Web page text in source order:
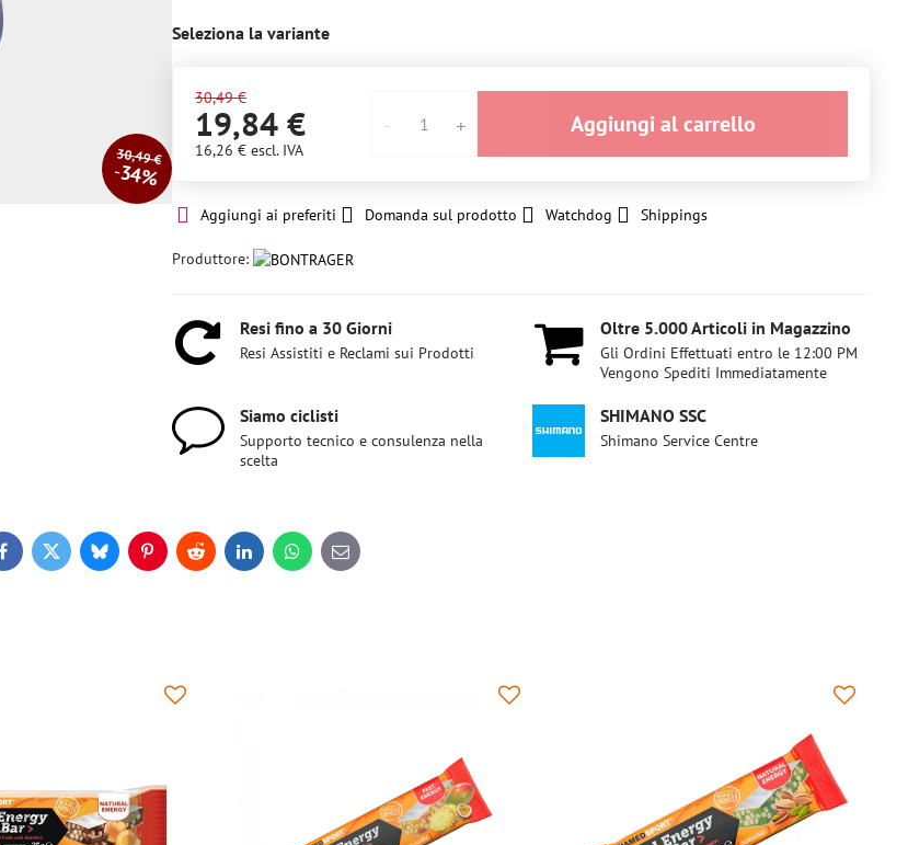
30,49 €
34%
Seleziona la variante
30,49 €
19,84 €
16,26 € escl. IVA
Aggiungi al carrello
Aggiungi ai preferiti Domanda sul prodotto Watchdog Shippings
Produttore:
Resi fino a 30 Giorni
Resi Assistiti e Reclami sui Prodotti
Oltre 5​.000 Articoli in Magazzino
Gli Ordini Effettuati entro le 12:00 PM
Vengono Spediti Immediatamente
Siamo ciclisti
Supporto tecnico e consulenza nella
scelta
SHIMANO SSC
Shimano Service Centre
FacebookTwitterBlueskyPinterestRedditLinkedInWhatsApp
E-
mail